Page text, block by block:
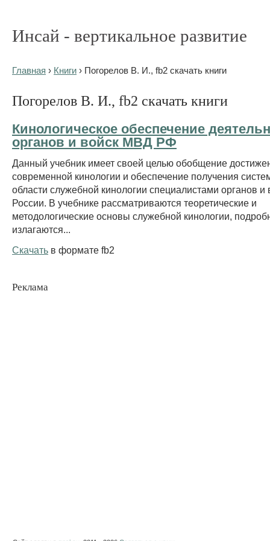
Инсай - вертикальное развитие
Главная › Книги › Погорелов В. И., fb2 скачать книги
Погорелов В. И., fb2 скачать книги
Кинологическое обеспечение
органов и войск МВД РФ
Данный учебник имеет своей целью обобщение
современной кинологии и обеспечение получения
области служебной кинологии специалистами органов
России. В учебнике рассматриваются теоретические и
методологические основы служебной кинологии,
излагаются...
Скачать в формате fb2
Реклама